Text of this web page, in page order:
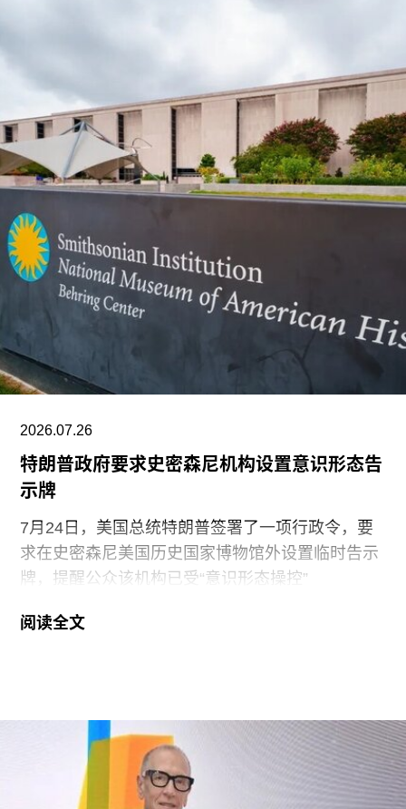
而受到批评。对此，悉尼双年展否认了有关歧视或
作为2028年悉尼双年展艺术总监，刘祺丰表示，他
计划在展览筹备阶段与澳大利亚原住民社群展开交
流。他在接受《艺术新闻》采访时表示：“原住民社
群对我策展实践的重要影响之一，在于他们让我思
考的时间跨度不再局限于双年展的三个月，而是将
视野扩展至数十万年的时间尺度。”
除了领导新加坡双年展外，刘祺丰还曾担任新加坡
艺术节艺术总监，以及香港西九龙文化区管理局戏
剧与表演艺术部主管。
2026.07.26
特朗普政府要求史密森尼机构设置意识形态告
示牌
7月24日，美国总统特朗普签署了一项行政令，要
求在史密森尼美国历史国家博物馆外设置临时告示
牌，提醒公众该机构已受“意识形态操控”
持续针对史密森尼学会施压行动的进一步升级。他
扬“美国的伟大”。
其中，美国国家历史博物馆已成为特朗普持续抨击
的主要目标。在本月初发布的一份长达162页的报
阅读全文